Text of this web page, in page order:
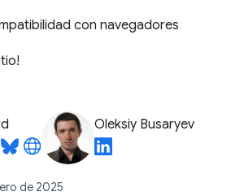
con navegadores
Oleksiy Busaryev
de 2025